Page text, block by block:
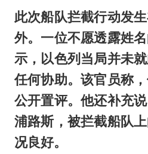
此次船队拦截行动发
外。一位不愿透露姓
示，以色列当局并未
任何协助。该官员称
公开置评。他还补充
浦路斯，被拦截船队
况良好。